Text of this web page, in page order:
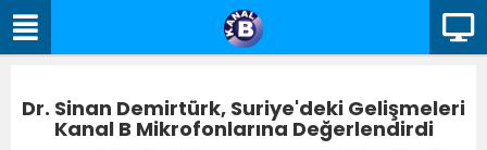
Dr. Sinan Demirtürk, Suriye'deki Gelişmeleri
Kanal B Mikrofonlarına Değerlendirdi